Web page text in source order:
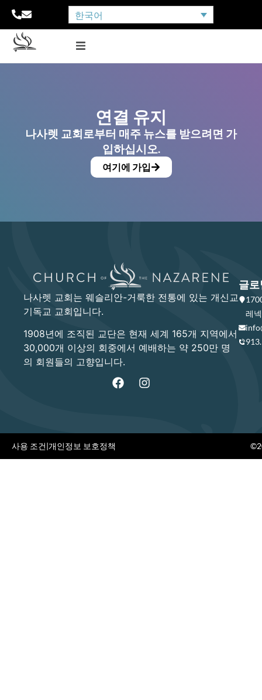
한국어
연결 유지
나사렛 교회로부터 매주 뉴스를 받으려면 가
입하십시오.
여기에 가입
나사렛 교회는 웨슬리안-거룩한 전통에 있는 개신교
기독교 교회입니다.
1908년에 조직된 교단은 현재 세계 165개 지역에서
30,000개 이상의 회중에서 예배하는 약 250만 명
의 회원들의 고향입니다.
글로
레
사용 조건|개인정보 보호정책